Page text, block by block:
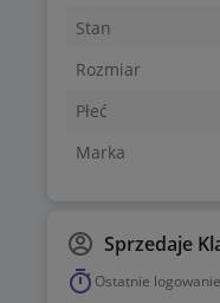
Stan
Rozmiar
Płeć
Marka
Sprzedaje
Ostatnie